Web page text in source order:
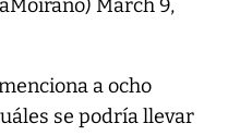
March 9,
a ocho
se podría llevar